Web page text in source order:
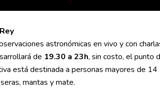
astronómicas en vivo y con
de 19.30 a 23h, sin costo, el punto
está destinada a personas mayores de
mantas y mate.